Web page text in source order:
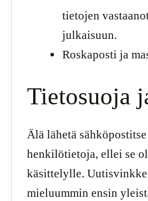
tietojen
julkaisuun.
Roskaposti ja
Tietosuoja
Älä lähetä
henkilötietoja, ellei se
käsittelylle.
mieluummin ensin